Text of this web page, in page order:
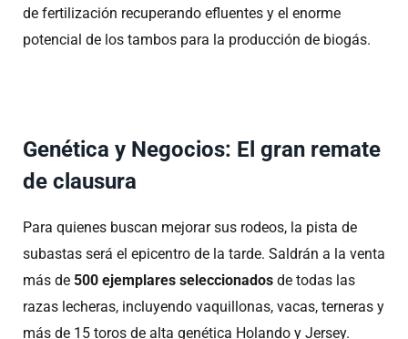
de fertilización recuperando efluentes y el enorme
potencial de los tambos para la producción de biogás.
Genética y Negocios: El gran remate
de clausura
Para quienes buscan mejorar sus rodeos, la pista de
subastas será el epicentro de la tarde. Saldrán a la venta
más de 500 ejemplares seleccionados de todas las
razas lecheras, incluyendo vaquillonas, vacas, terneras y
más de 15 toros de alta genética Holando y Jersey.